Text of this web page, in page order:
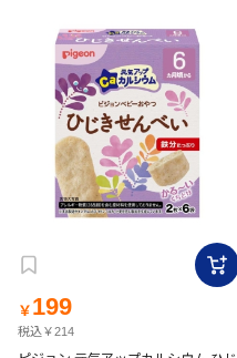
￥ 199
税込￥214